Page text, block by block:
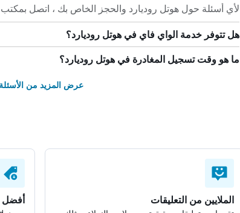
لأي أسئلة حول هوتل روديارد والحجز الخاص بك ، اتصل بمكتب
هل تتوفر خدمة الواي فاي في هوتل روديارد؟
ما هو وقت تسجيل المغادرة في هوتل روديارد؟
عرض المزيد من
الملايين من التعليقات أفضل